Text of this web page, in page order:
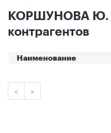
КОРШУНОВА Ю.
контрагентов
Наименование
< >